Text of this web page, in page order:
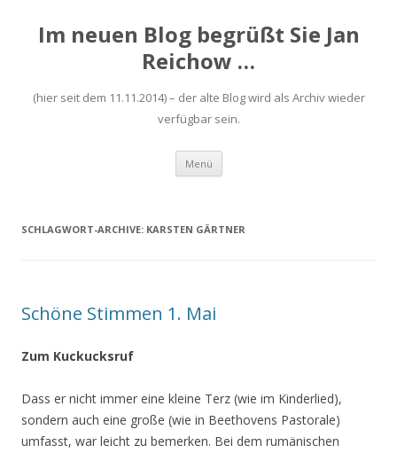
Im neuen Blog begrüßt Sie Jan
Reichow …
(hier seit dem 11.11.2014) – der alte Blog wird als Archiv wieder
verfügbar sein.
Menü Zum
springen
SCHLAGWORT-ARCHIVE: KARSTEN GÄRTNER
Schöne Stimmen 1. Mai
Zum Kuckucksruf
Dass er nicht immer eine kleine Terz (wie im Kinderlied),
sondern auch eine große (wie in Beethovens Pastorale)
umfasst, war leicht zu bemerken. Bei dem rumänischen